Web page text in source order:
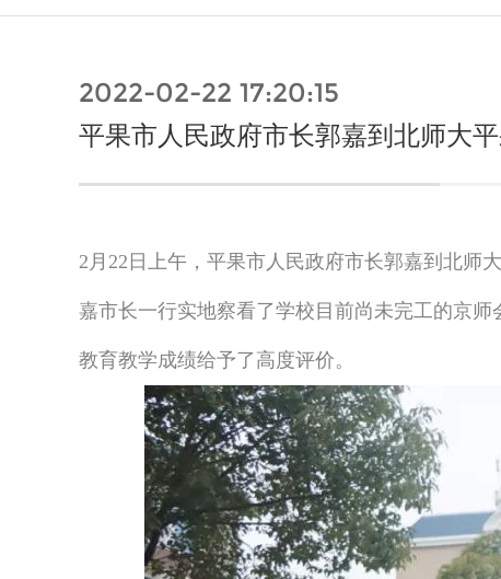
2022-02-22 17:20:15
平果市人民政府市长郭嘉到北师大
2月22日上午，平果市人民政府市长郭嘉到北师
嘉市长一行实地察看了学校目前尚未完工的京
教育教学成绩给予了高度评价。